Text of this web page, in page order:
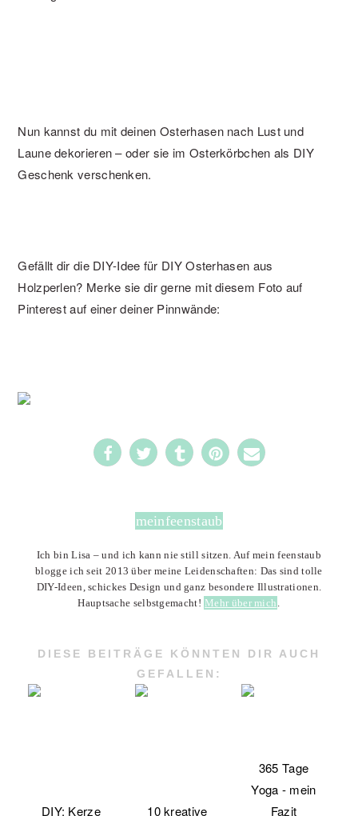
Nun kannst du mit deinen Osterhasen nach Lust und
Laune dekorieren – oder sie im Osterkörbchen als DIY
Geschenk verschenken.
Gefällt dir die DIY-Idee für DIY Osterhasen aus
Holzperlen? Merke sie dir gerne mit diesem Foto auf
Pinterest auf einer deiner Pinnwände:
716
meinfeenstaub
Ich bin Lisa – und ich kann nie still sitzen. Auf mein feenstaub
blogge ich seit 2013 über meine Leidenschaften: Das sind tolle
DIY-Ideen, schickes Design und ganz besondere Illustrationen.
Hauptsache selbstgemacht! Mehr über mich .
DIESE BEITRÄGE KÖNNTEN DIR AUCH
GEFALLEN:
DIY: Kerze
10 kreative
365 Tage
Yoga - mein
Fazit